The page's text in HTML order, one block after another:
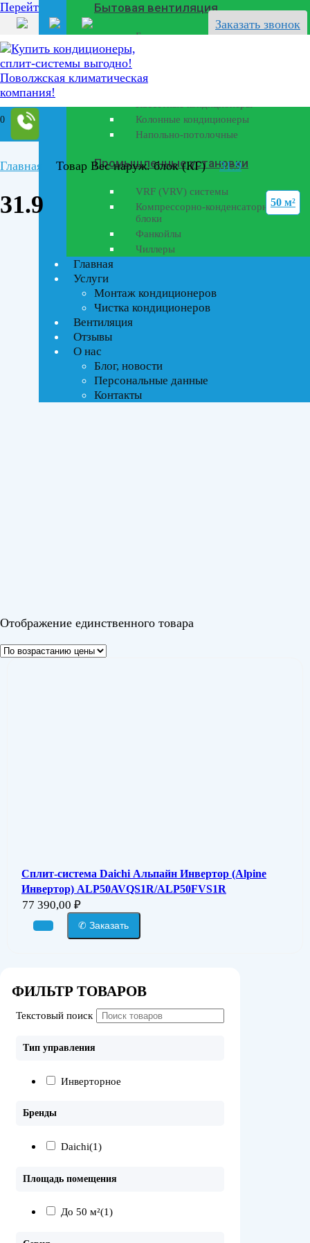
Перейти к содержанию
Заказать звонок
0
Бытовая вентиляция
Бризеры
Полупромышленные кондиционеры
Колонные кондиционеры
Напольно-потолочные
Промышленные установки
VRF (VRV) системы
Компрессорно-конденсаторные
блоки
Фанкойлы
Чиллеры
Главная
Услуги
Монтаж кондиционеров
Чистка кондиционеров
Вентиляция
Отзывы
О нас
Блог, новости
Персональные данные
Контакты
Главная Товар Вес наруж. блок (КГ) 31.9
31.9
Тип управления
Инверторное
Бренды
Отображение единственного товара
50 м²
Сплит-система Daichi Альпайн Инвертор (Alpine
Инвертор) ALP50AVQS1R/ALP50FVS1R
77 390,00 ₽
✆ Заказать
ФИЛЬТР ТОВАРОВ
Текстовый поиск
Тип управления
Инверторное
Бренды
Daichi(1)
Площадь помещения
До 50 м²(1)